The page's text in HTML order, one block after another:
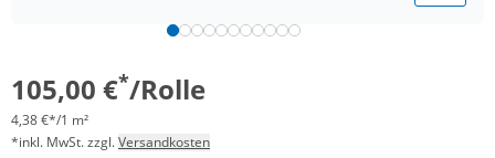
105,00 €*/Rolle
4,38 €*/1 m²
*inkl. MwSt. zzgl.Versandkosten